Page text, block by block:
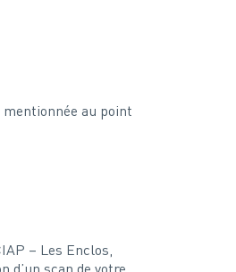
au point
– Les Enclos,
d’un scan de votre